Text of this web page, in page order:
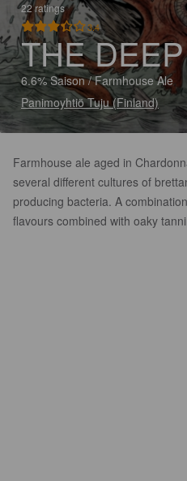
22 ratings
3.4
THE
6.6% Saison / Farmhouse Ale
Panimoyhtiö Tuju (Finland)
Farmhouse ale aged in
several different cultures of
producing bacteria. A
flavours combined with oaky